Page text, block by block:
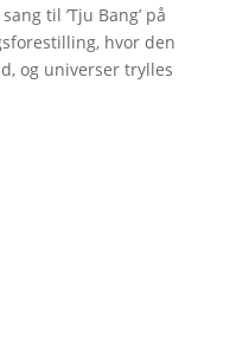
til ’Tju Bang’ på
hvor den
og universer trylles